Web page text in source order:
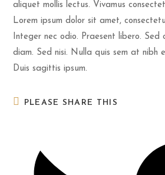
aliquet mollis lectus. Vivamus
Lorem ipsum dolor sit amet,
Integer nec odio. Praesent libero. Sed
diam. Sed nisi. Nulla quis sem at nibh
Duis sagittis ipsum.
PLEASE SHARE THIS